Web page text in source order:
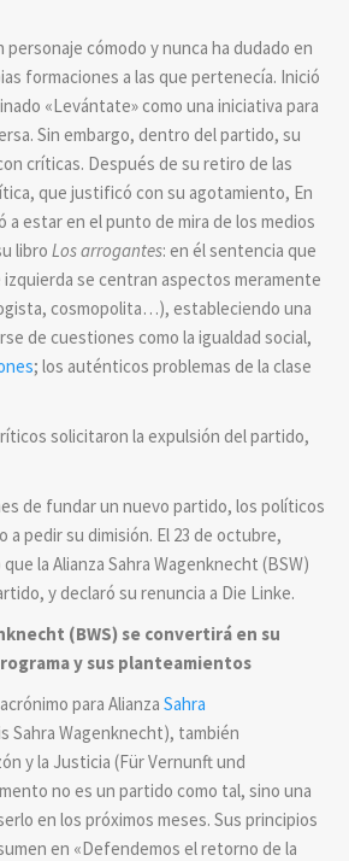
personaje cómodo y nunca ha dudado en
formaciones a las que pertenecía. Inició
«Levántate» como una iniciativa para
Sin embargo, dentro del partido, su
críticas. Después de su retiro de las
que justificó con su agotamiento, En
a estar en el punto de mira de los medios
libro Los arrogantes: en él sentencia que
se centran aspectos meramente
cosmopolita…), estableciendo una
de cuestiones como la igualdad social,
; los auténticos problemas de la clase
solicitaron la expulsión del partido,
de fundar un nuevo partido, los políticos
a pedir su dimisión. El 23 de octubre,
la Alianza Sahra Wagenknecht (BSW)
y declaró su renuncia a Die Linke.
(BWS) se convertirá en su
y sus planteamientos
para Alianza Sahra
Sahra Wagenknecht), también
y la Justicia (Für Vernunft und
no es un partido como tal, sino una
en los próximos meses. Sus principios
en «Defendemos el retorno de la